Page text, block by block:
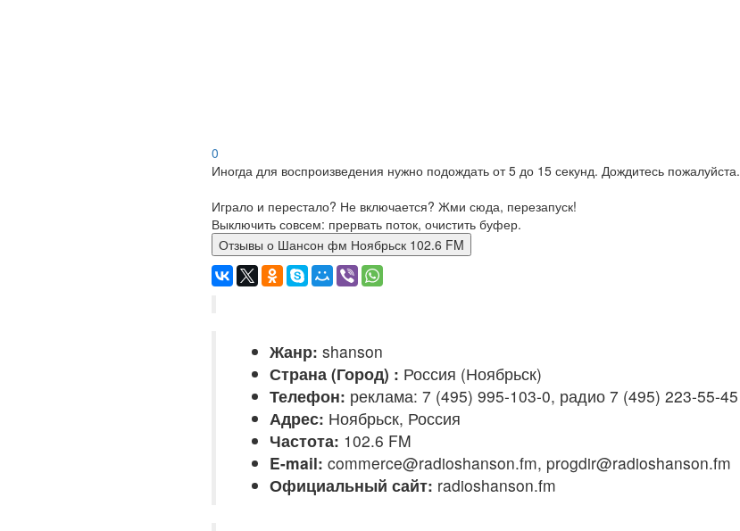
0
Иногда для воспроизведения нужно подождать от 5 до 15 секунд. Дождитесь пожалуйста.
Играло и перестало? Не включается? Жми сюда, перезапуск!
Выключить совсем: прервать поток, очистить буфер.
Отзывы о Шансон фм Ноябрьск 102.6 FM
Жанр: shanson
Страна (Город) : Россия (Ноябрьск)
Телефон: реклама: 7 (495) 995-103-0, радио 7 (495) 223-55-45
Адрес: Ноябрьск, Россия
Частота: 102.6 FM
E-mail: commerce@radioshanson.fm, progdir@radioshanson.fm
Официальный сайт: radioshanson.fm